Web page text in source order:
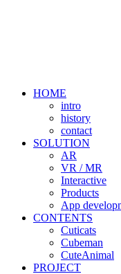
HOME
intro
history
contact
SOLUTION
AR
VR / MR
Interactive
Products
App
CONTENTS
Cuticats
Cubeman
CuteAnimal
PROJECT